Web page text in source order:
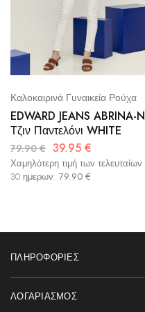
Καλοκαιρινά Γυναικεία Ρούχα
EDWARD JEANS ABRINA-N
Τζιν Παντελόνι WHITE
79.90€ 39.95 €
Χαμηλότερη τιμή των τελευταίων
30 ημερων: 79.90 €
ΠΛΗΡΟΦΟΡΊΕΣ
ΛΟΓΑΡΙΑΣΜΌΣ